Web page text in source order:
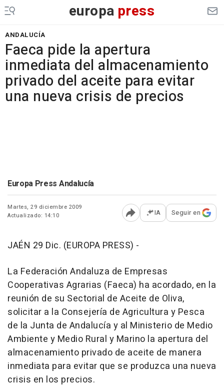
europa press
ANDALUCÍA
Faeca pide la apertura
inmediata del almacenamiento
privado del aceite para evitar
una nueva crisis de precios
Europa Press Andalucía
Martes, 29 diciembre 2009
Actualizado: 14:10
Abrir opciones para
IA Seguir en
JAÉN 29 Dic. (EUROPA PRESS) -
La Federación Andaluza de Empresas
Cooperativas Agrarias (Faeca) ha acordado, en la
reunión de su Sectorial de Aceite de Oliva,
solicitar a la Consejería de Agricultura y Pesca
de la Junta de Andalucía y al Ministerio de Medio
Ambiente y Medio Rural y Marino la apertura del
almacenamiento privado de aceite de manera
inmediata para evitar que se produzca una nueva
crisis en los precios.